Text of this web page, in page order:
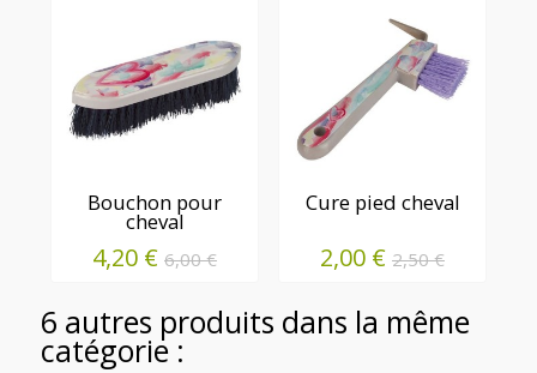
Bouchon pour
cheval
4,20 € 6,00 €
Cure pied cheval
2,00 € 2,50 €
6 autres produits dans la même
catégorie :